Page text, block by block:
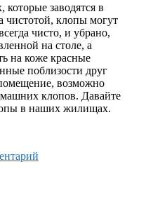
заводятся в
чистотой, клопы могут
чисто, и убрано,
на столе, а
на коже красные
поблизости друг
возможно
клопов. Давайте
в наших жилищах.